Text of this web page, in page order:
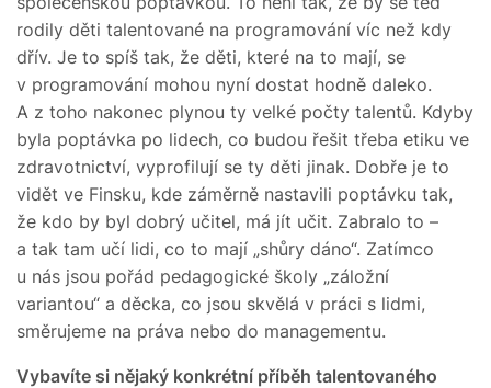
rodily děti talentované na programování víc než kdy
dřív. Je to spíš tak, že děti, které na to mají, se
v programování mohou nyní dostat hodně daleko.
A z toho nakonec plynou ty velké počty talentů. Kdyby
byla poptávka po lidech, co budou řešit třeba etiku ve
zdravotnictví, vyprofilují se ty děti jinak. Dobře je to
vidět ve Finsku, kde záměrně nastavili poptávku tak,
že kdo by byl dobrý učitel, má jít učit. Zabralo to –
a tak tam učí lidi, co to mají „shůry dáno“. Zatímco
u nás jsou pořád pedagogické školy „záložní
variantou“ a děcka, co jsou skvělá v práci s lidmi,
směrujeme na práva nebo do managementu.
Vybavíte si nějaký konkrétní příběh talentovaného